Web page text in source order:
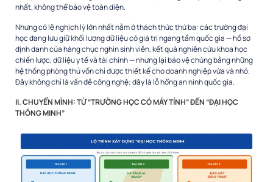
nhất, không thể bảo vệ toàn diện.
Nhưng có lẽ nghịch lý lớn nhất nằm ở thách thức thứ ba: các trường đại
học đang lưu giữ khối lượng dữ liệu có giá trị ngang tầm quốc gia — hồ sơ
định danh của hàng chục nghìn sinh viên, kết quả nghiên cứu khoa học
chiến lược, dữ liệu y tế và tài chính — nhưng lại bảo vệ chúng bằng những
hệ thống phòng thủ vốn chỉ được thiết kế cho doanh nghiệp vừa và nhỏ.
Đây không chỉ là vấn đề công nghệ; đây là lỗ hổng an ninh quốc gia.
II. CHUYỂN MÌNH: TỪ “TRƯỜNG HỌC CÓ MÁY TÍNH” ĐẾN “ĐẠI HỌC
THÔNG MINH”